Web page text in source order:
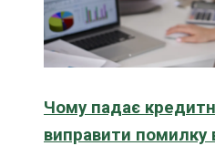
Чому падає
виправити помилку